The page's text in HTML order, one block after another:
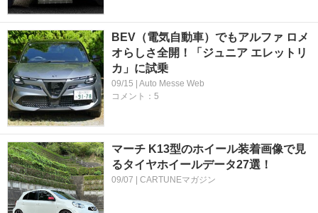
BEV（電気自動車）でもアルファ ロメ
オらしさ全開！「ジュニア エレットリ
カ」に試乗
09/15 | Auto Messe Web
コメント：5
マーチ K13型のホイール装着画像で見
るタイヤホイールデータ27選！
09/07 | CARTUNEマガジン